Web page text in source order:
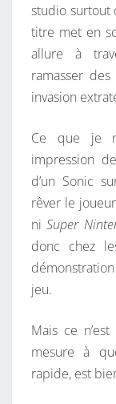
studio surtout
titre met en
allure à
ramasser
invasion
Ce que je
impression
d’un Sonic
rêver le
niSuper
donc chez
jeu.
Mais ce
mesure à
rapide, est